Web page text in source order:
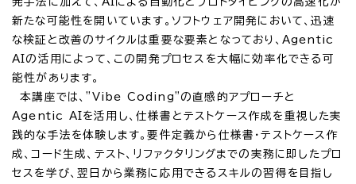
新たな可能性を開いています。ソフトウェア開発において、迅速
な検証と改善のサイクルは重要な要素となっており、Agentic
AIの活用によって、この開発プロセスを大幅に効率化できる可
能性があります。
本講座では、"Vibe Coding"の直感的アプローチと
Agentic AIを活用し、仕様書とテストケース作成を重視した実
践的な手法を体験します。要件定義から仕様書・テストケース作
成、コード生成、テスト、リファクタリングまでの実務に即したプロ
セスを学び、翌日から業務に応用できるスキルの習得を目指し